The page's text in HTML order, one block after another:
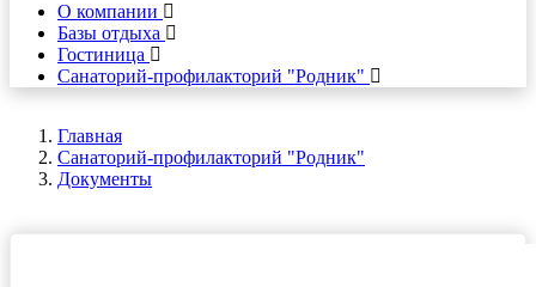
О компании
Базы отдыха
Гостиница
Санаторий-профилакторий "Родник"
Главная
Санаторий-профилакторий "Родник"
Документы